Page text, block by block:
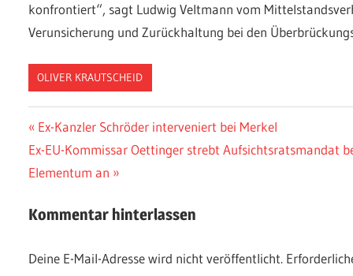
konfrontiert“, sagt Ludwig Veltmann vom
Verunsicherung und Zurückhaltung bei den
OLIVER KRAUTSCHEID
Beitragsnavigation
Vorheriger
Beitrag:
Ex-Kanzler Schröder interveniert bei Merkel
Nächster
Beitrag:
Ex-EU-Kommissar Oettinger strebt Aufsichtsratsmandat
Elementum an
Kommentar hinterlassen
Deine E-Mail-Adresse wird nicht veröffentlicht.